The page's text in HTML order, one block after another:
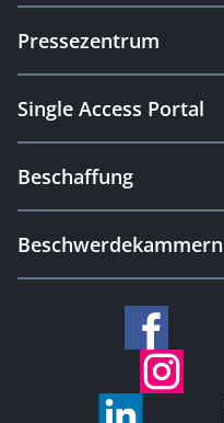
Pressezentrum
Single Access Portal
Beschaffung
Beschwerdekammern